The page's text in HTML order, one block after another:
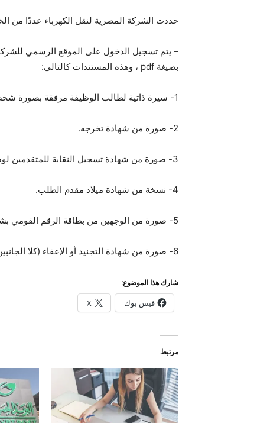
حددت الشركة المصرية لنقل الكهرباء عددًا من
– يتم تسجيل الدخول على الموقع الرسمي للشركة
بصيغة pdf ، وهذه المستندات كالتالي:
1- سيرة ذاتية لطالب الوظيفة مرفقة بصورة شخصية له.
2- صورة من شهادة تخرجه.
3- صورة من شهادة تسجيل النقابة للمتقدمين لوظائف مهندس.
4- نسخة من شهادة ميلاد مقدم الطلب.
5- صورة من الوجهين من بطاقة الرقم القومي بشرط أن تكون سارية المفعول.
6- صورة من شهادة التجنيد أو الإعفاء (كلا الجانبين).
شارك هذا الموضوع:
فيس بوك X
مرتبط